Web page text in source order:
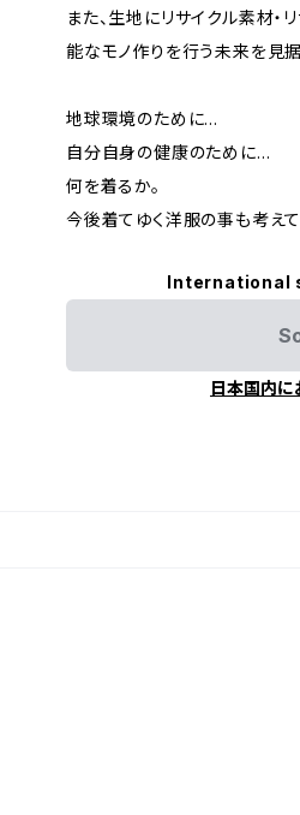
また、生地にリサイクル素材・
能なモノ作りを行う未来を見据
地球環境のために…
自分自身の健康のために…
何を着るか。
今後着てゆく洋服の事も考え
International
日本国内に